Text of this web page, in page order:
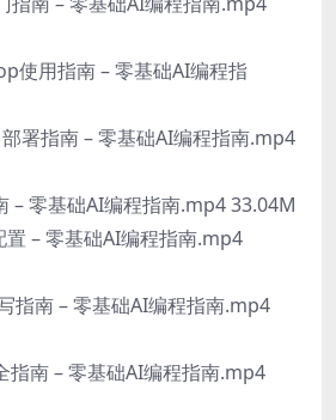
使用指南 – 零基础AI编程指
署指南 – 零基础AI编程指南.mp4
– 零基础AI编程指南.mp4 33.04M
– 零基础AI编程指南.mp4
指南 – 零基础AI编程指南.mp4
指南 – 零基础AI编程指南.mp4